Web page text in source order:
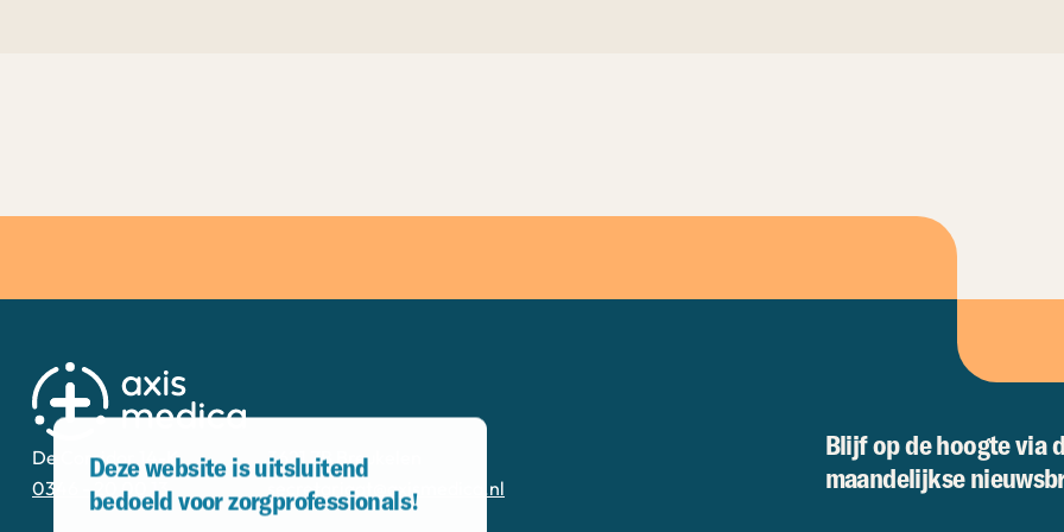
De Corridor 14-K
3621 ZB Breukelen
0346 - 20 00 13
secretariaat@axismedica.nl
Blijf op de hoogte via
maandelijkse
Deze website is uitsluitend
bedoeld voor zorgprofessionals!